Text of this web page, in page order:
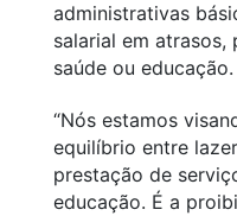
administrativas
salarial em atrasos,
saúde ou educação.
“Nós estamos
equilíbrio entre
prestação de
educação. É a